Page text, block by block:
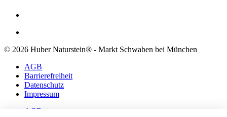
© 2026 Huber Naturstein® - Markt Schwaben bei München
AGB
Barrierefreiheit
Datenschutz
Impressum
AGB